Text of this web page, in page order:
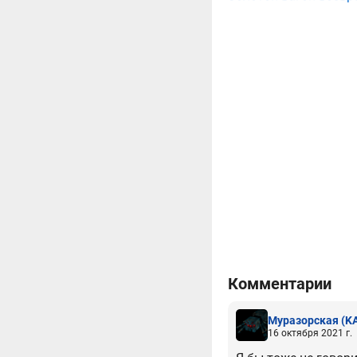
Комментарии
Муразорская
16 октября 2021 г.